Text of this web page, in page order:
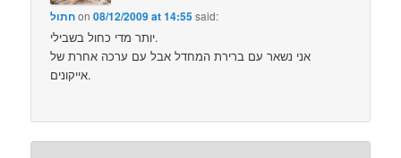
חתולon08/12/2009 at 14:55said:
יותר מדי כחול בשבילי.
אני נשאר עם ברירת המחדל אבל עם ערכה אחרת של
אייקונים.